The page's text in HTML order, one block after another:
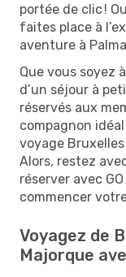
portée de clic !
faites place à
aventure à
Que vous soyez
d’un séjour à
réservés aux
compagnon
voyage Bruxelles
Alors, restez
réserver avec
commencer
Voyagez de
Majorque